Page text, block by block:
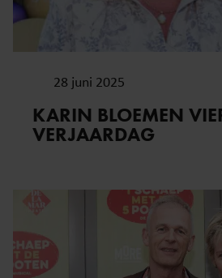
28 juni 2025
KARIN BLOEMEN
VERJAARDAG